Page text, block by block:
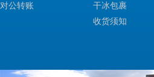
对公转账
干冰包裹
收货须知